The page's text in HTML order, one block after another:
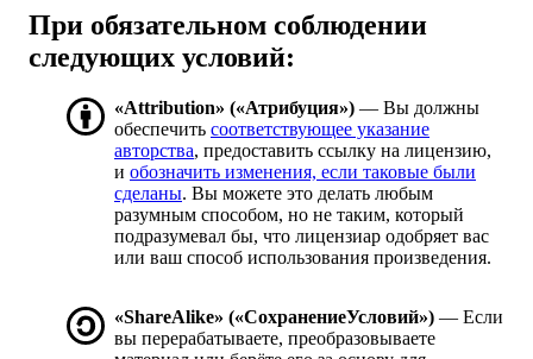
При обязательном соблюдении
следующих условий:
«Attribution» («Атрибуция») — Вы должны
обеспечить соответствующее указание
авторства, предоставить ссылку на лицензию,
и обозначить изменения, если таковые были
сделаны. Вы можете это делать любым
разумным способом, но не таким, который
подразумевал бы, что лицензиар одобряет вас
или ваш способ использования произведения.
«ShareAlike» («СохранениеУсловий») — Если
вы перерабатываете, преобразовываете